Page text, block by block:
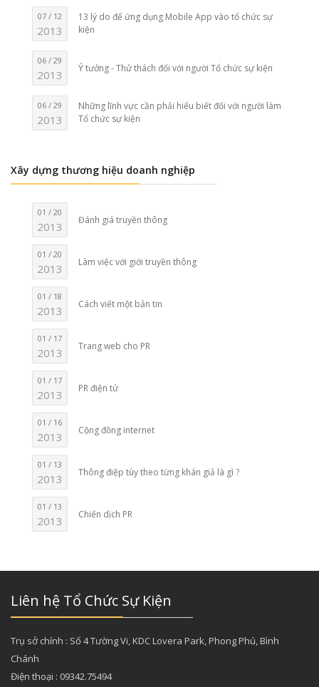
07 / 12
2013
13 lý do để ứng dụng Mobile App vào tổ chức sự
kiện
06 / 29
2013 Ý tưởng - Thử thách đối với người Tổ chức sự kiện
06 / 29
2013
Những lĩnh vực cần phải hiểu biết đối với người làm
Tổ chức sự kiện
Xây dựng thương hiệu doanh nghiệp
01 / 20
2013 Đánh giá truyền thông
01 / 20
2013 Làm việc với giới truyền thông
01 / 18
2013 Cách viết một bản tin
01 / 17
2013 Trang web cho PR
01 / 17
2013 PR điện tử
01 / 16
2013 Cộng đồng internet
01 / 13
2013 Thông điệp tùy theo từng khán giả là gì ?
01 / 13
2013 Chiến dịch PR
Liên hệ Tổ Chức Sự Kiện
Trụ sở chính : Số 4 Tường Vi, KDC Lovera Park, Phong Phú, Bình
Chánh
Điện thoại : 09342.75494